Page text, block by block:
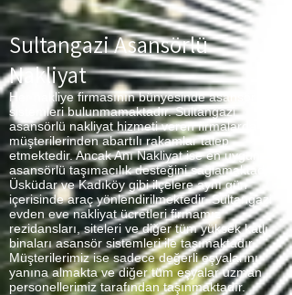
Sultangazi Asansörlü
Nakliyat
Her nakliye firmasının bünyesinde asansör
sistemleri bulunmamaktadır. Sultangazi
asansörlü nakliyat hizmeti veren firmalarda
müşterilerinden abartılı rakamlar talep
etmektedir. Ancak Anı Nakliyat ise en uygun
asansörlü taşımacılık desteğini sağlamaktadır.
Üsküdar ve Kadıköy gibi ilçelere aynı gün
içerisinde araç yönlendirilmektedir. Sultangazi
evden eve nakliyat ücretleri firmamız
rezidansları, siteleri ve diğer tüm yüksek katlı
binaları asansör sistemleri ile taşımaktadır.
Müşterilerimiz ise sadece değerli eşyalarını
yanına almakta ve diğer tüm eşyalar uzman
personellerimiz tarafından taşınmaktadır.